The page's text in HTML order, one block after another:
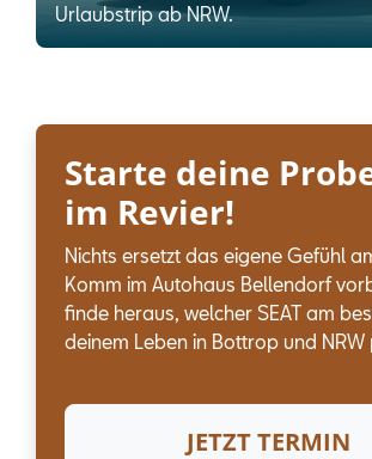
Urlaubstrip ab NRW.
Starte deine
im Revier!
Nichts ersetzt das eigene Gefühl
Komm im Autohaus Bellendorf
finde heraus, welcher SEAT am
deinem Leben in Bottrop und NRW
JETZT TERMIN